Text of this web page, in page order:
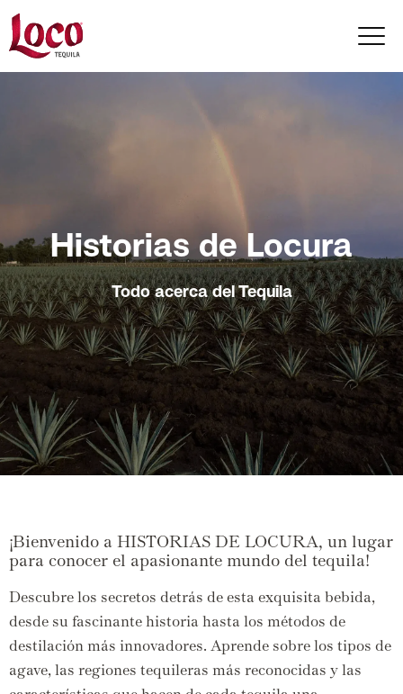
Historias de Locura
Todo acerca del Tequila
¡Bienvenido a HISTORIAS DE LOCURA, un lugar
para conocer el apasionante mundo del tequila!
Descubre los secretos detrás de esta exquisita bebida,
desde su fascinante historia hasta los métodos de
destilación más innovadores. Aprende sobre los tipos de
agave, las regiones tequileras más reconocidas y las